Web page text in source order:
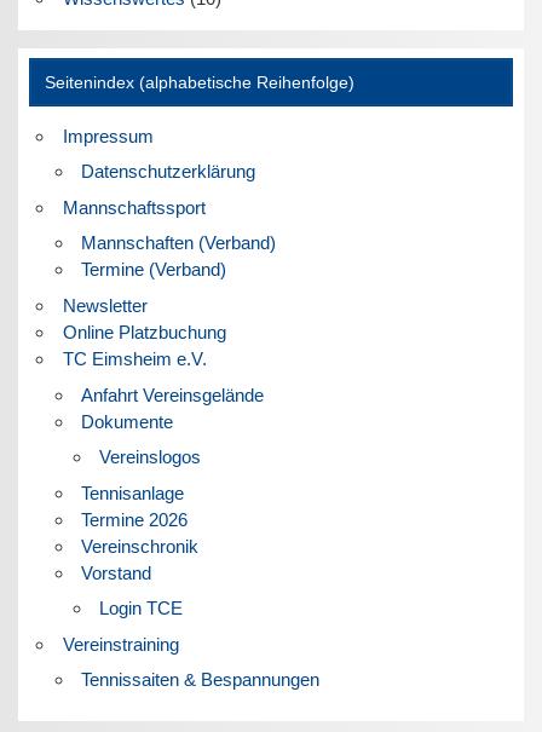
Seitenindex (alphabetische Reihenfolge)
Impressum
Datenschutzerklärung
Mannschaftssport
Mannschaften (Verband)
Termine (Verband)
Newsletter
Online Platzbuchung
TC Eimsheim e.V.
Anfahrt Vereinsgelände
Dokumente
Vereinslogos
Tennisanlage
Termine 2026
Vereinschronik
Vorstand
Login TCE
Vereinstraining
Tennissaiten & Bespannungen